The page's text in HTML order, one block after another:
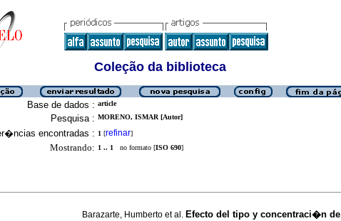
Coleção da biblioteca
Base de dados : article
Pesquisa : MORENO, ISMAR [Autor]
encontradas : 1 [refinar]
Mostrando: 1 .. 1 no formato [ISO 690]
Barazarte, Humberto et al. Efecto del tipo y concentraci�n de